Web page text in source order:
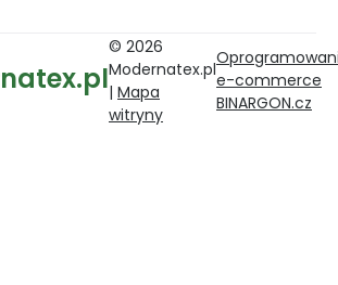
© 2026
Modernatex.pl
| Mapa
witryny
e-commerce
BINARGON.cz